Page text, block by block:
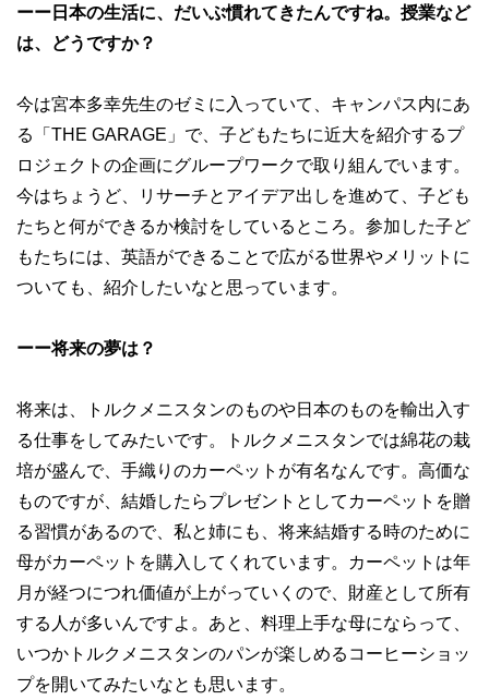
ーー日本の生活に、だいぶ慣れてきたんですね。授業など
は、どうですか？
今は宮本多幸先生のゼミに入っていて、キャンパス内にあ
る「THE GARAGE」で、子どもたちに近大を紹介するプ
ロジェクトの企画にグループワークで取り組んでいます。
今はちょうど、リサーチとアイデア出しを進めて、子ども
たちと何ができるか検討をしているところ。参加した子ど
もたちには、英語ができることで広がる世界やメリットに
ついても、紹介したいなと思っています。
ーー将来の夢は？
将来は、トルクメニスタンのものや日本のものを輸出入す
る仕事をしてみたいです。トルクメニスタンでは綿花の栽
培が盛んで、手織りのカーペットが有名なんです。高価な
ものですが、結婚したらプレゼントとしてカーペットを贈
る習慣があるので、私と姉にも、将来結婚する時のために
母がカーペットを購入してくれています。カーペットは年
月が経つにつれ価値が上がっていくので、財産として所有
する人が多いんですよ。あと、料理上手な母にならって、
いつかトルクメニスタンのパンが楽しめるコーヒーショッ
プを開いてみたいなとも思います。